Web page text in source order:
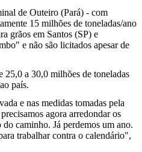
de Outeiro (Pará) - com
15 milhões de toneladas/ano
grãos em Santos (SP) e
e não são licitados apesar de
25,0 a 30,0 milhões de toneladas
país.
e nas medidas tomadas pela
agora arredondar os
caminho. Já perdemos um ano.
trabalhar contra o calendário",